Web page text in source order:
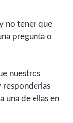
y no tener que
pregunta o
nuestros
responderlas
una de ellas en